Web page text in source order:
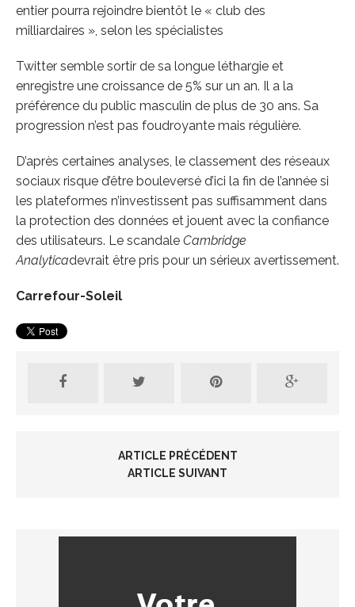
entier pourra rejoindre bientôt le « club des
milliardaires », selon les spécialistes
Twitter semble sortir de sa longue léthargie et
enregistre une croissance de 5% sur un an. Il a la
préférence du public masculin de plus de 30 ans. Sa
progression n’est pas foudroyante mais régulière.
D’après certaines analyses, le classement des réseaux
sociaux risque d’être bouleversé d’ici la fin de l’année si
les plateformes n’investissent pas suffisamment dans
la protection des données et jouent avec la confiance
des utilisateurs. Le scandale Cambridge
Analyticadevrait être pris pour un sérieux avertissement.
Carrefour-Soleil
ARTICLE PRÉCÉDENT
ARTICLE SUIVANT